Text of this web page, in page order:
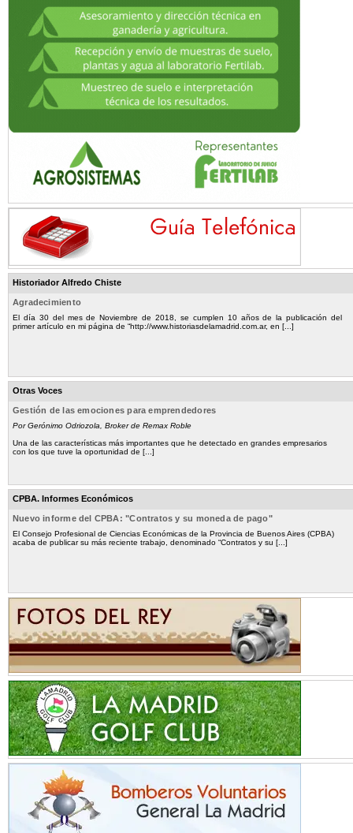
Historiador Alfredo Chiste
Agradecimiento
El día 30 del mes de Noviembre de 2018, se cumplen 10 años de la publicación del
primer artículo en mi página de “http://www.historiasdelamadrid.com.ar, en [...]
Otras Voces
Gestión de las emociones para emprendedores
Por Gerónimo Odriozola, Broker de Remax Roble
Una de las características más importantes que he detectado en grandes empresarios
con los que tuve la oportunidad de [...]
CPBA. Informes Económicos
Nuevo informe del CPBA: "Contratos y su moneda de pago"
El Consejo Profesional de Ciencias Económicas de la Provincia de Buenos Aires (CPBA)
acaba de publicar su más reciente trabajo, denominado “Contratos y su [...]